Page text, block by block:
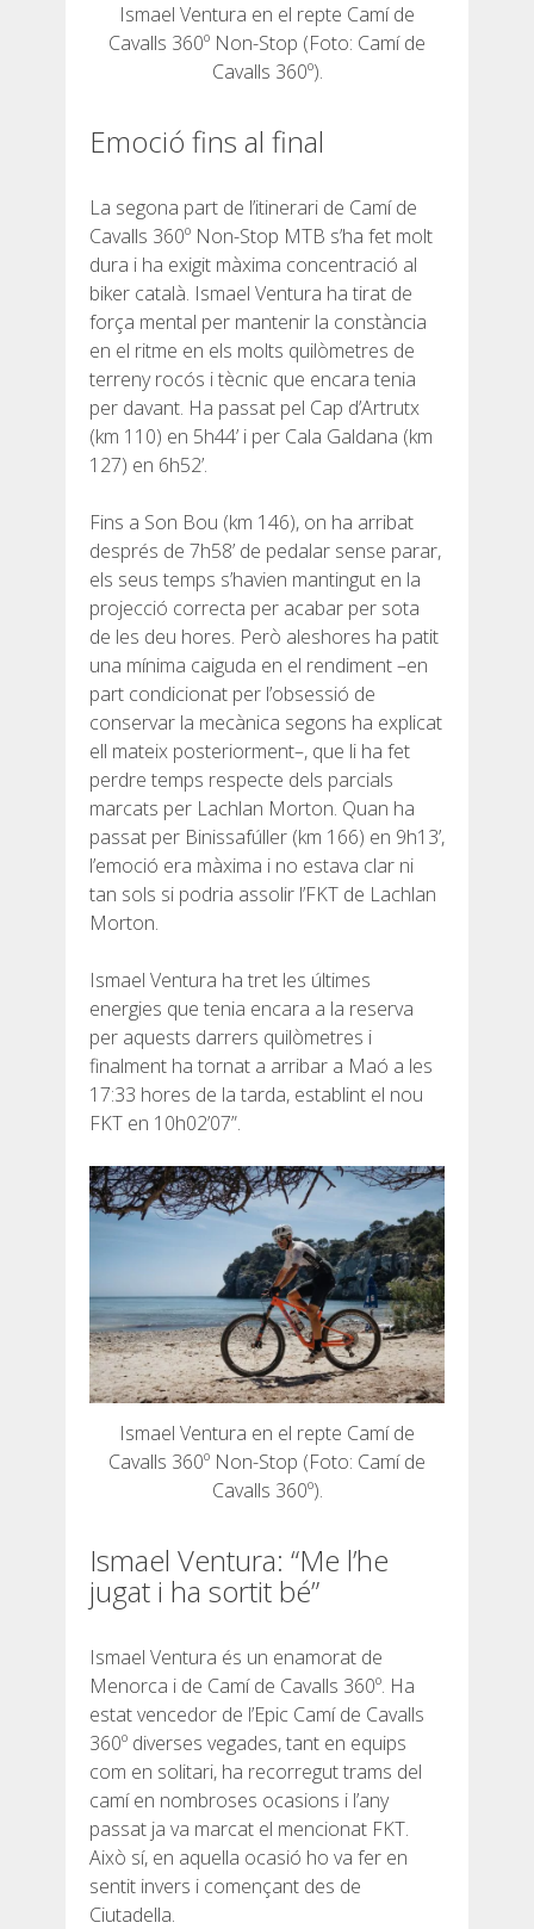
DEUTSCHIsmael Ventura en el repte Camí de
Cavalls 360º Non-Stop (Foto: Camí de
Cavalls 360º).
Emoció fins al final
La segona part de l’itinerari de Camí de
Cavalls 360º Non-Stop MTB s’ha fet molt
dura i ha exigit màxima concentració al
biker català. Ismael Ventura ha tirat de
força mental per mantenir la constància
en el ritme en els molts quilòmetres de
terreny rocós i tècnic que encara tenia
per davant. Ha passat pel Cap d’Artrutx
(km 110) en 5h44’ i per Cala Galdana (km
127) en 6h52’.
Fins a Son Bou (km 146), on ha arribat
després de 7h58’ de pedalar sense parar,
els seus temps s’havien mantingut en la
projecció correcta per acabar per sota
de les deu hores. Però aleshores ha patit
una mínima caiguda en el rendiment –en
part condicionat per l’obsessió de
conservar la mecànica segons ha explicat
ell mateix posteriorment–, que li ha fet
perdre temps respecte dels parcials
marcats per Lachlan Morton. Quan ha
passat per Binissafúller (km 166) en 9h13’,
l’emoció era màxima i no estava clar ni
tan sols si podria assolir l’FKT de Lachlan
Morton.
Ismael Ventura ha tret les últimes
energies que tenia encara a la reserva
per aquests darrers quilòmetres i
finalment ha tornat a arribar a Maó a les
17:33 hores de la tarda, establint el nou
FKT en 10h02’07”.
Ismael Ventura en el repte Camí de
Cavalls 360º Non-Stop (Foto: Camí de
Cavalls 360º).
Ismael Ventura: “Me l’he
jugat i ha sortit bé”
Ismael Ventura és un enamorat de
Menorca i de Camí de Cavalls 360º. Ha
estat vencedor de l’Epic Camí de Cavalls
360º diverses vegades, tant en equips
com en solitari, ha recorregut trams del
camí en nombroses ocasions i l’any
passat ja va marcat el mencionat FKT.
Això sí, en aquella ocasió ho va fer en
sentit invers i començant des de
Ciutadella.